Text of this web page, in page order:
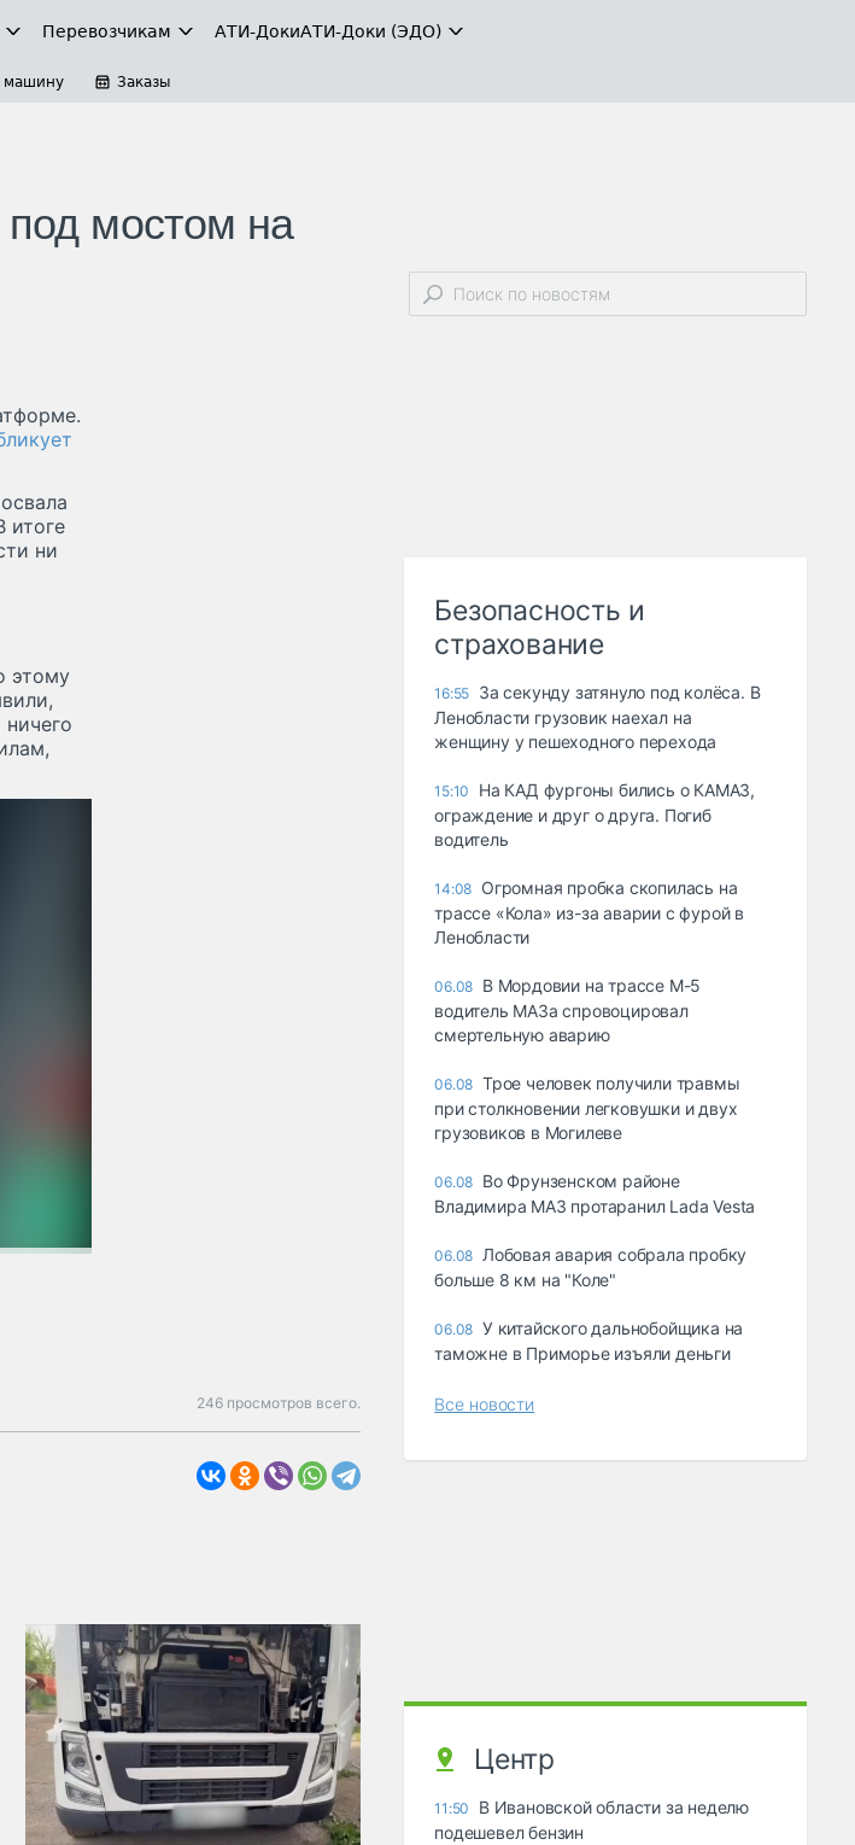
Перевозчикам АТИ-ДокиАТИ-Доки (ЭДО)
машину Заказы
под мостом на
итоге
ни
этому
246 просмотров всего.
Безопасность и
страхование
16:55 За секунду затянуло под колёса. В
Ленобласти грузовик наехал на
женщину у пешеходного перехода
15:10
На КАД фургоны бились о КАМАЗ,
ограждение и друг о друга. Погиб
водитель
14:08 Огромная пробка скопилась на
трассе «Кола» из-за аварии с фурой в
Ленобласти
06.08 В Мордовии на трассе М-5
водитель МАЗа спровоцировал
смертельную аварию
06.08 Трое человек получили травмы
при столкновении легковушки и двух
грузовиков в Могилеве
06.08 Во Фрунзенском районе
Владимира МАЗ протаранил Lada Vesta
06.08 Лобовая авария собрала пробку
больше 8 км на "Коле"
06.08 У китайского дальнобойщика на
таможне в Приморье изъяли деньги
Все новости
Центр
11:50
В Ивановской области за неделю
подешевел бензин